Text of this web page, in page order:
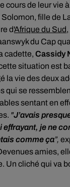
cours de leur vie
fille de
d'Afrique du Sud
du Cap
cadette, Cassidy
situation est
la vie des deux
qui se
sentant en
"J’avais
effrayant, je ne
comme ça”,
amies,
Un cliché qui va